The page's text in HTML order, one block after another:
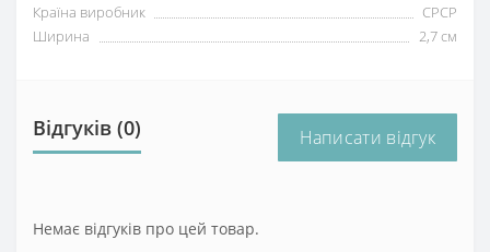
Країна виробник
СРСР
Ширина
2,7 см
Відгуків (0) Написати відгук
Немає відгуків про цей товар.